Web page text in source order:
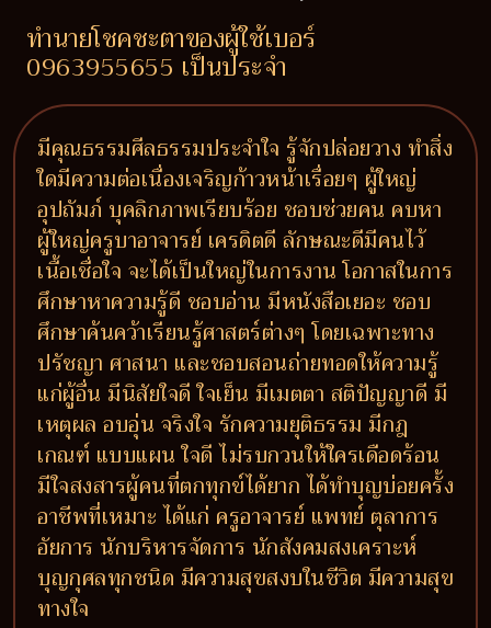
ทำนายโชคชะตาของผู้ใช้เบอร์
0963955655 เป็นประจำ
มีคุณธรรมศีลธรรมประจำใจ รู้จักปล่อยวาง ทำสิ่ง
ใดมีความต่อเนื่องเจริญก้าวหน้าเรื่อยๆ ผู้ใหญ่
อุปถัมภ์ บุคลิกภาพเรียบร้อย ชอบช่วยคน คบหา
ผู้ใหญ่ครูบาอาจารย์ เครดิตดี ลักษณะดีมีคนไว้
เนื้อเชื่อใจ จะได้เป็นใหญ่ในการงาน โอกาสในการ
ศึกษาหาความรู้ดี ชอบอ่าน มีหนังสือเยอะ ชอบ
ศึกษาค้นคว้าเรียนรู้ศาสตร์ต่างๆ โดยเฉพาะทาง
ปรัชญา ศาสนา และชอบสอนถ่ายทอดให้ความรู้
แก่ผู้อื่น มีนิสัยใจดี ใจเย็น มีเมตตา สติปัญญาดี มี
เหตุผล อบอุ่น จริงใจ รักความยุติธรรม มีกฎ
เกณฑ์ แบบแผน ใจดี ไม่รบกวนให้ใครเดือดร้อน
มีใจสงสารผู้คนที่ตกทุกข์ได้ยาก ได้ทำบุญบ่อยครั้ง
อาชีพที่เหมาะ ได้แก่ ครูอาจารย์ แพทย์ ตุลาการ
อัยการ นักบริหารจัดการ นักสังคมสงเคราะห์
บุญกุศลทุกชนิด มีความสุขสงบในชีวิต มีความสุข
ทางใจ